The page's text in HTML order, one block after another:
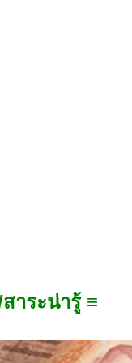
าระน่ารู้ ≡